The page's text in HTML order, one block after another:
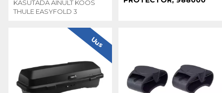
KASUTADA AINULT KOOS
THULE EASYFOLD 3
Uus